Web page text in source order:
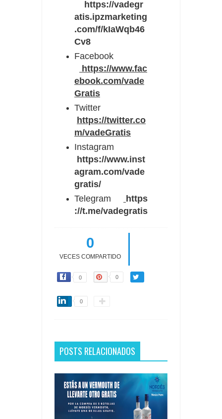
https://vadegr
atis.ipzmarketing
.com/f/kIaWqb46
Cv8
Facebook
https://www.fac
ebook.com/vade
Gratis
Twitter
https://twitter.co
m/vadeGratis
Instagram
https://www.inst
agram.com/vade
gratis/
Telegram
https
://t.me/vadegratis
0
VECES COMPARTIDO
0 0
0
POSTS RELACIONADOS